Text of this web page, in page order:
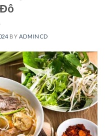
BY ADMINCD